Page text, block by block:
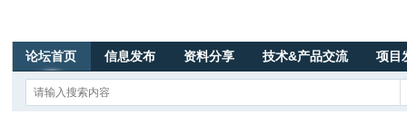
论坛首页 信息发布 资料分享 技术&产品交流 项目